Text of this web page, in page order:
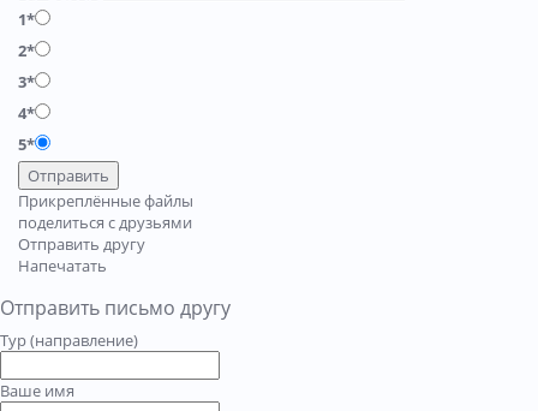
1*
2*
3*
4*
5*
Отправить
Прикреплённые файлы
поделиться с друзьями
Отправить другу
Напечатать
Отправить письмо другу
Тур (направление)
Ваше имя